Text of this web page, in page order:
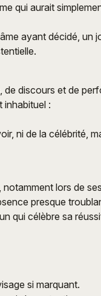
qui aurait
ayant décidé, un
de discours et de
inhabituel :
ni de la célébrité,
lors de
presque
qui célèbre sa
si marquant.